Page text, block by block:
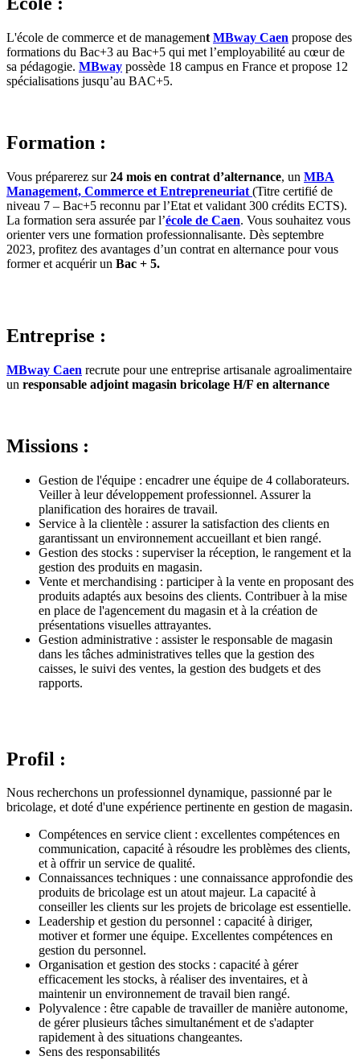
L'école de commerce et de management MBway Caen propose des
formations du Bac+3 au Bac+5 qui met l’employabilité au cœur de
sa pédagogie. MBway possède 18 campus en France et propose 12
spécialisations jusqu’au BAC+5.
Formation :
Vous préparerez sur24 mois en contrat d’alternance, un MBA
Management, Commerce et Entrepreneuriat (Titre certifié de
niveau 7 – Bac+5 reconnu par l’Etat et validant 300 crédits ECTS).
La formation sera assurée par l’école de Caen. Vous souhaitez vous
orienter vers une formation professionnalisante. Dès septembre
2023, profitez des avantages d’un contrat en alternance pour vous
former et acquérir un Bac + 5.
Entreprise :
MBway Caen recrute pour une entreprise artisanale agroalimentaire
un responsable adjoint magasin bricolage H/F en alternance
Missions :
Gestion de l'équipe : encadrer une équipe de 4 collaborateurs.
Veiller à leur développement professionnel. Assurer la
planification des horaires de travail.
Service à la clientèle : assurer la satisfaction des clients en
garantissant un environnement accueillant et bien rangé.
Gestion des stocks : superviser la réception, le rangement et la
gestion des produits en magasin.
Vente et merchandising : participer à la vente en proposant des
produits adaptés aux besoins des clients. Contribuer à la mise
en place de l'agencement du magasin et à la création de
présentations visuelles attrayantes.
Gestion administrative : assister le responsable de magasin
dans les tâches administratives telles que la gestion des
caisses, le suivi des ventes, la gestion des budgets et des
rapports.
Profil :
Nous recherchons un professionnel dynamique, passionné par le
bricolage, et doté d'une expérience pertinente en gestion de magasin.
Compétences en service client : excellentes compétences en
communication, capacité à résoudre les problèmes des clients,
et à offrir un service de qualité.
Connaissances techniques : une connaissance approfondie des
produits de bricolage est un atout majeur. La capacité à
conseiller les clients sur les projets de bricolage est essentielle.
Leadership et gestion du personnel : capacité à diriger,
motiver et former une équipe. Excellentes compétences en
gestion du personnel.
Organisation et gestion des stocks : capacité à gérer
efficacement les stocks, à réaliser des inventaires, et à
maintenir un environnement de travail bien rangé.
Polyvalence : être capable de travailler de manière autonome,
de gérer plusieurs tâches simultanément et de s'adapter
rapidement à des situations changeantes.
Sens des responsabilités